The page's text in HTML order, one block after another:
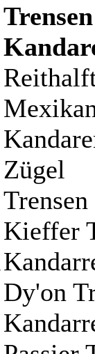
Zügel
Kieffer
Dy'on